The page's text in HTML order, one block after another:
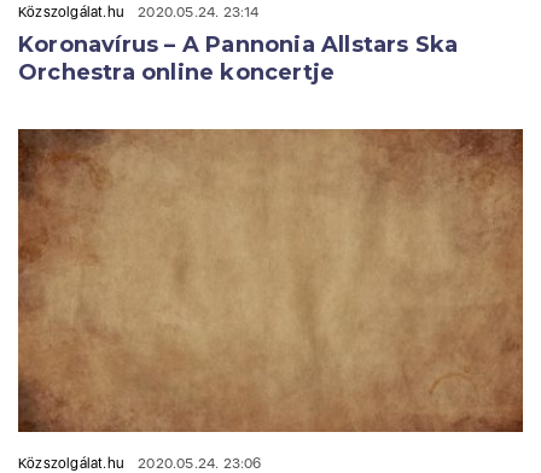
Közszolgálat.hu 2020.05.24. 23:14
Koronavírus – A Pannonia Allstars Ska
Orchestra online koncertje
Közszolgálat.hu 2020.05.24. 23:06